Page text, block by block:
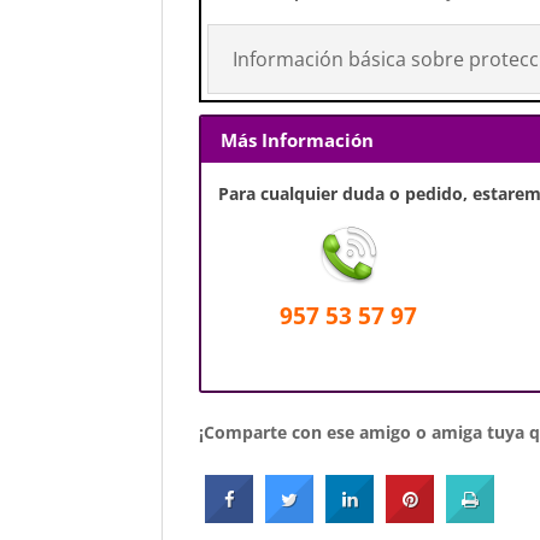
Información básica sobre
Más Información
Para cualquier duda o pedido,
957 53 57 97
¡Comparte con ese amigo o amiga tuya